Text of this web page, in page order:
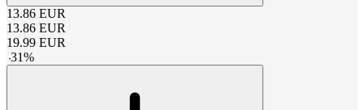
13.86 EUR
13.86 EUR
19.99 EUR
-31%